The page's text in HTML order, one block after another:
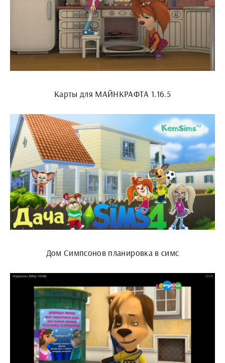
Карты для МАЙНКРАФТА 1.16.5
Дом Симпсонов планировка в симс